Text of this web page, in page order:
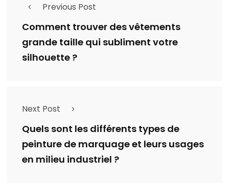
Previous Post
Comment trouver des vêtements
grande taille qui subliment votre
silhouette ?
Next Post
Quels sont les différents types de
peinture de marquage et leurs usages
en milieu industriel ?